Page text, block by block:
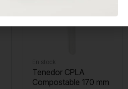
En stock
Tenedor CPLA
Compostable 170 mm